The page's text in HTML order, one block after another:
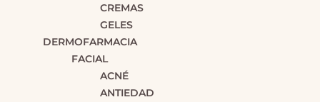
CREMAS
GELES
DERMOFARMACIA
FACIAL
ACNÉ
ANTIEDAD